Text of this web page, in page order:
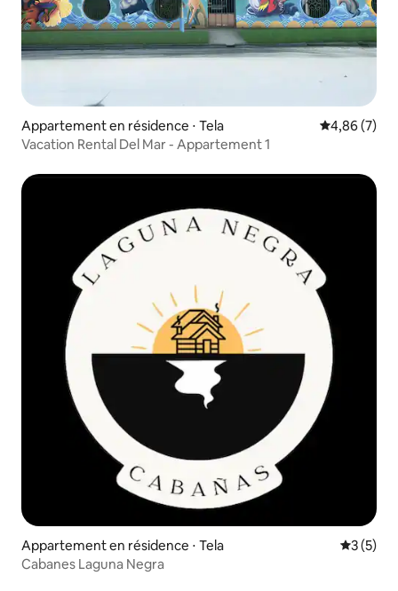
Appartement en résidence ⋅ Tela Évaluation
4,86 (7)
Vacation Rental Del Mar - Appartement 1
Appartement en résidence ⋅ Tela
3 (5)
Cabanes Laguna Negra